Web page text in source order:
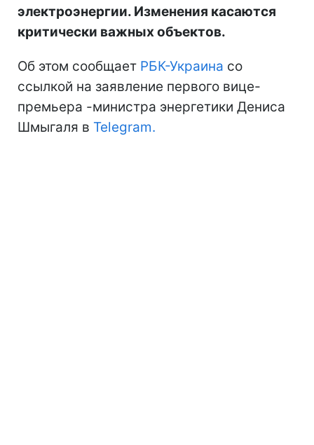
электроэнергии. Изменения касаются
критически важных объектов.
Об этом сообщает РБК-Украина со
ссылкой на заявление первого вице-
премьера -министра энергетики Дениса
Шмыгаля в Telegram.